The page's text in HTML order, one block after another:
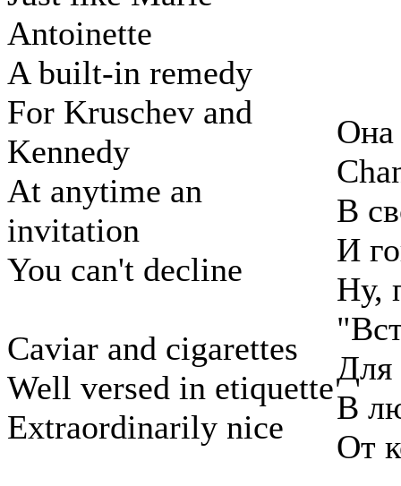
Antoinette
A built-in remedy
For Kruschev and
Kennedy
At anytime an
invitation
You can't decline
Caviar and cigarettes
Well versed in etiquette
Extraordinarily nice
Она
В
И
Ну,
Для
В
От